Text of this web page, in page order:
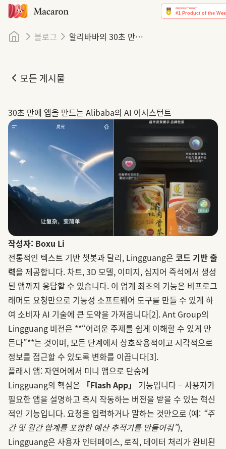
홈 블로그 알리바바의 30초 만에 앱을 만드는 새로운 AI: 링광
모든 게시물
알리바바의 30초 만에 앱을 만드는 새로운 AI: 링광
30초 만에 앱을 만드는 Alibaba의 AI 어시스턴트
작성자: Boxu Li
전통적인 텍스트 기반 챗봇과 달리, Lingguang은 코드 기반 출
력을 제공합니다. 차트, 3D 모델, 이미지, 심지어 즉석에서 생성
된 앱까지 응답할 수 있습니다. 이 업계 최초의 기능은 비프로그
래머도 요청만으로 기능성 소프트웨어 도구를 만들 수 있게 하
여 소비자 AI 기술에 큰 도약을 가져옵니다[2]. Ant Group의
Lingguang 비전은 **“어려운 주제를 쉽게 이해할 수 있게 만
든다”**는 것이며, 모든 단계에서 상호작용적이고 시각적으로
정보를 접근할 수 있도록 변화를 이끕니다[3].
플래시 앱: 자연어에서 미니 앱으로 단숨에
Lingguang의 핵심은
「Flash App」
기능입니다 – 사용자가
필요한 앱을 설명하고 즉시 작동하는 버전을 받을 수 있는 혁신
적인 기능입니다. 요청을 입력하거나 말하는 것만으로 (예: “주
간 및 월간 합계를 포함한 예산 추적기를 만들어줘”),
Lingguang은 사용자 인터페이스, 로직, 데이터 처리가 완비된